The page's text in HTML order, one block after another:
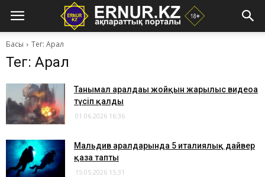
Басы Тег: Арал
Тег: Арал
Танымал аралдағы жойқын жарылыс видеоға
түсіп қалды
01.06.2026 16:36
Мальдив аралдарында 5 италиялық дайвер
қаза тапты
15.05.2026 15:31